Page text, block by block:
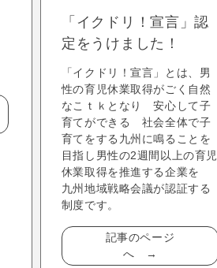
「イクドリ！宣言」認
定をうけました！
「イクドリ！宣言」とは、男
性の育児休業取得がごく自然
なこｔｋとなり 安心して子
育てができる 社会全体で子
育てをする九州に鳴ることを
目指し男性の2週間以上の育児
休業取得を推進する企業を
九州地域戦略会議が認証する
制度です。
記事のページ
へ →